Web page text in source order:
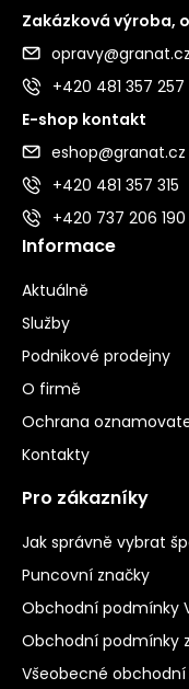
Zakázková výroba,
opravy@granat.cz
+420 481 357 257
E-shop kontakt
eshop@granat.cz
+420 481 357 315
+420 737 206 190
Informace
Aktuálně
Služby
Podnikové prodejny
O firmě
Ochrana
Kontakty
Pro zákazníky
Jak správně vybrat
Puncovní značky
Obchodní podmínky
Obchodní podmínky
Všeobecné